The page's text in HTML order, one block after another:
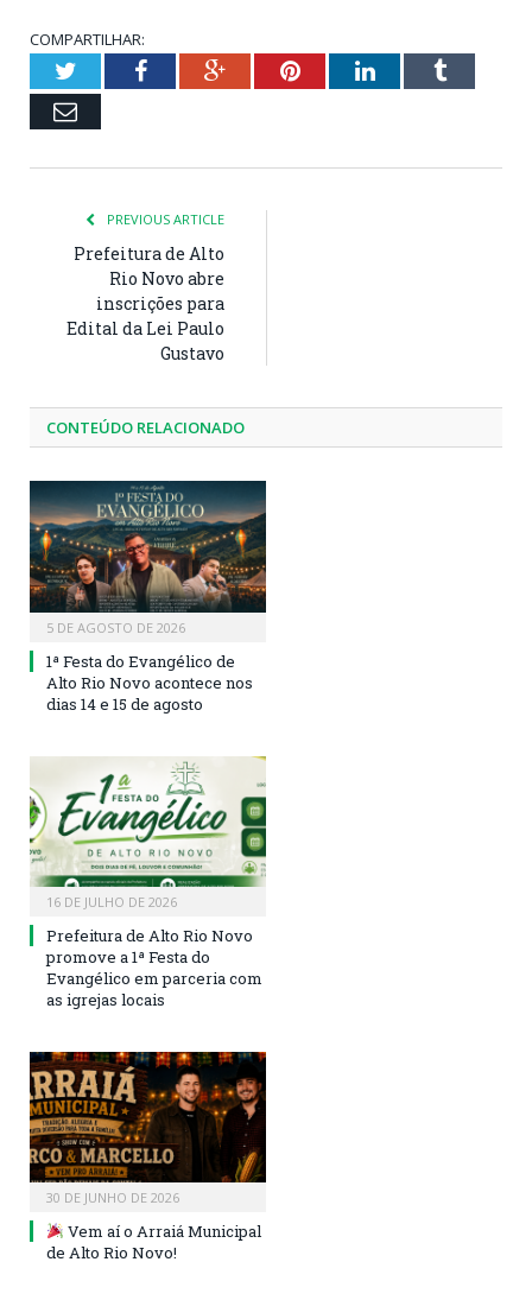
COMPARTILHAR:
TwitterFacebookGoogle+PinterestLinkedInTumblr
Email
PREVIOUS ARTICLE
Prefeitura de Alto
Rio Novo abre
inscrições para
Edital da Lei Paulo
Gustavo
CONTEÚDO RELACIONADO
5 DE AGOSTO DE 2026
1ª Festa do Evangélico de
Alto Rio Novo acontece nos
dias 14 e 15 de agosto
16 DE JULHO DE 2026
Prefeitura de Alto Rio Novo
promove a 1ª Festa do
Evangélico em parceria com
as igrejas locais
30 DE JUNHO DE 2026
Vem aí o Arraiá Municipal
de Alto Rio Novo!